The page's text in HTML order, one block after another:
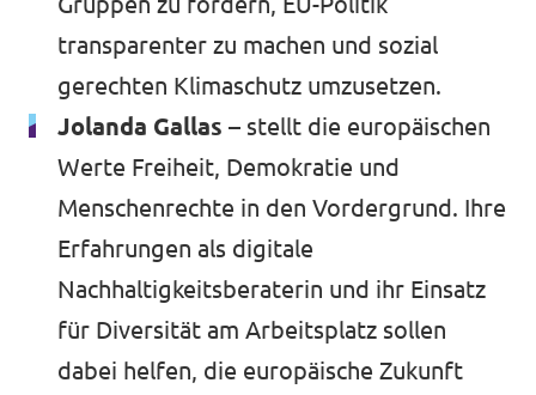
transparenter zu machen und sozial
gerechten Klimaschutz umzusetzen.
Jolanda Gallas – stellt die europäischen
Werte Freiheit, Demokratie und
Menschenrechte in den Vordergrund. Ihre
Erfahrungen als digitale
Nachhaltigkeitsberaterin und ihr Einsatz
für Diversität am Arbeitsplatz sollen
dabei helfen, die europäische Zukunft